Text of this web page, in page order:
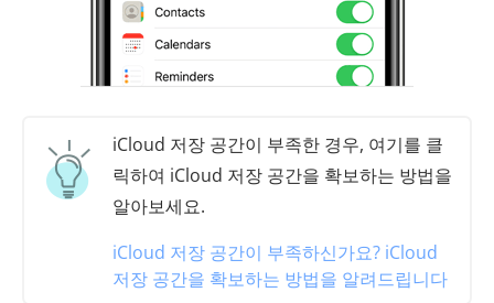
iCloud 저장 공간이 부족한 경우, 여기를 클
릭하여 iCloud 저장 공간을 확보하는 방법을
알아보세요.
iCloud 저장 공간이 부족하신가요? iCloud
저장 공간을 확보하는 방법을 알려드립니다